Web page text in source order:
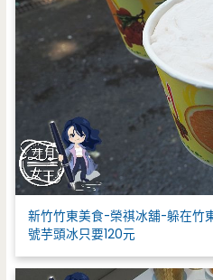
新竹竹東美食-榮祺冰舖-躲在竹
號芋頭冰只要120元